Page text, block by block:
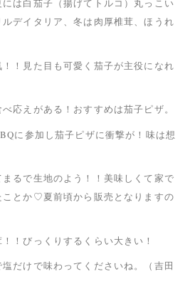
は白茄子（揚げてトルコ）丸っこい
デイタリア、冬は肉厚椎茸、ほうれ
！見た目も可愛く茄子が主役になれ
応えがある！おすすめは茄子ピザ。
に参加し茄子ピザに衝撃が！味は想
るで生地のよう！！美味しくて家で
とか♡夏前頃から販売となりますの
！びっくりするくらい大きい！
だけで味わってくださいね。（吉田